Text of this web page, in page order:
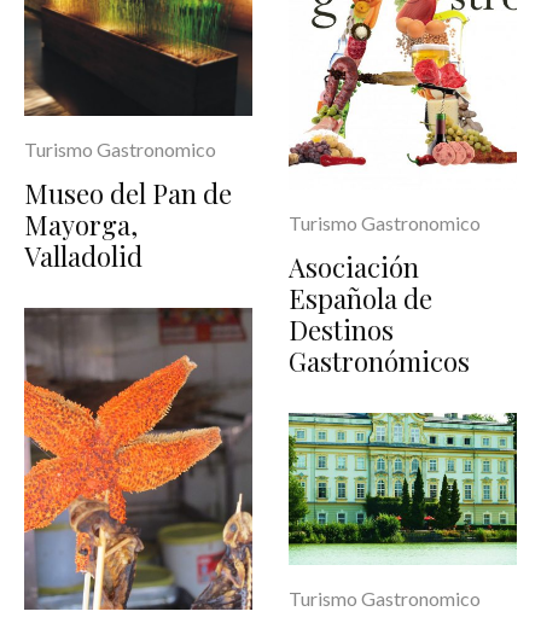
Turismo Gastronomico
Museo del Pan de
Mayorga,
Valladolid
Turismo Gastronomico
Asociación
Española de
Destinos
Gastronómicos
Turismo Gastronomico